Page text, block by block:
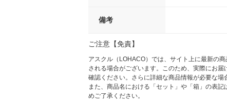
備考
ご注意【免責】
アスクル（LOHACO）では、サイト上に最新の
される場合がございます。このため、実際にお
確認ください。さらに詳細な商品情報が必要な場
また、商品名における「セット」や「箱」の表
めご了承ください。